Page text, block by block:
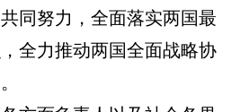
同努力，全面落实两国最
全力推动两国全面战略协